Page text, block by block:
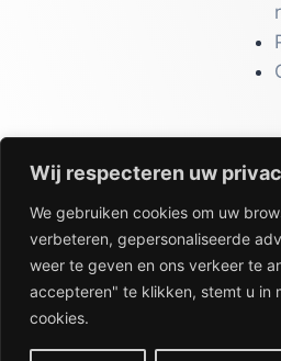
Wij respecteren uw
We gebruiken cookies om uw
verbeteren, gepersonaliseerde
weer te geven en ons verkeer te
accepteren" te klikken, stemt u in
cookies.
CATALOGI
Workwear &
Veiligheid
Kantoor & Receptie
Gezondheid & Beauty
Keuken & Horeca